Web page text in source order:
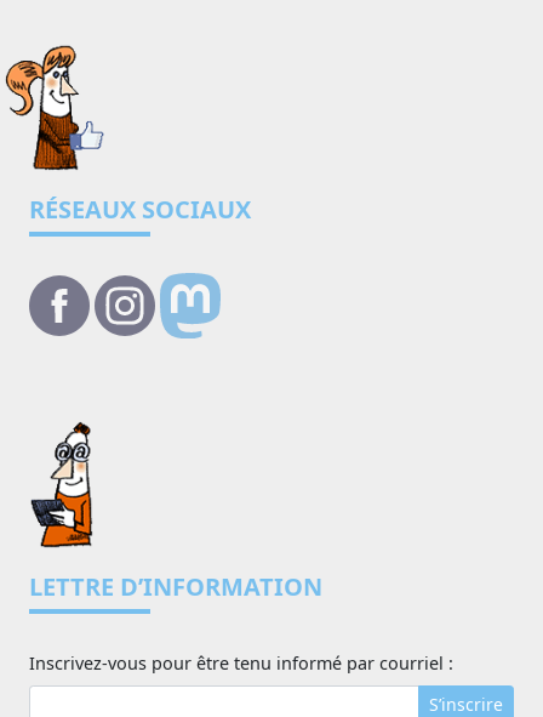
RÉSEAUX SOCIAUX
LETTRE D’INFORMATION
Inscrivez-vous pour être tenu informé par courriel :
S’inscrire